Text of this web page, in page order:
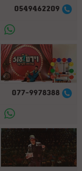
0549462209
077-9978388